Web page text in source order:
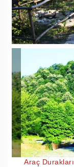
Araç Durakları